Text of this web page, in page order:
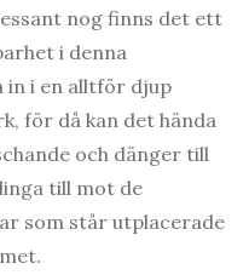
nog finns det ett
i denna
in i en alltför djup
för då kan det hända
och dänger till
till mot de
som står utplacerade